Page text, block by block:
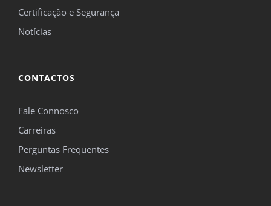
Certificação e Segurança
Notícias
CONTACTOS
Fale Connosco
Carreiras
Perguntas Frequentes
Newsletter